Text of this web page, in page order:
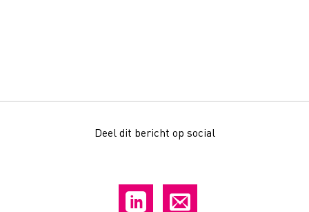
Deel dit bericht op social